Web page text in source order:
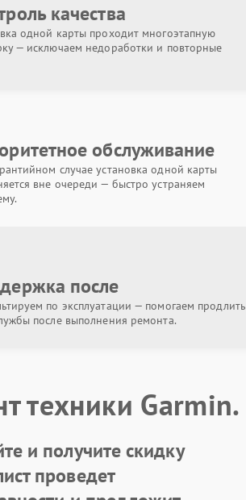
качества
одной карты проходит многоэтапную
— исключаем недоработки и повторные
обслуживание
случае установка одной карты
вне очереди — быстро устраняем
после
по эксплуатации — помогаем продлить
после выполнения ремонта.
техники Garmin.
и получите скидку
проведет